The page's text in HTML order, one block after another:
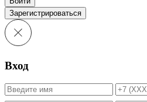
Зарегистрироваться
Вход